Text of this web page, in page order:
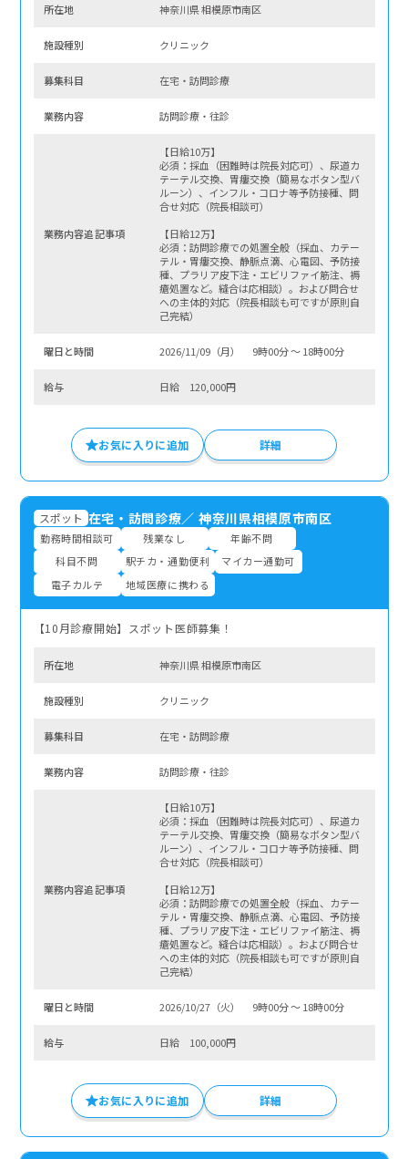
所在地 神奈川県 相模原市南区
施設種別 クリニック
募集科⽬ 在宅・訪問診療
業務内容 訪問診療・往診
業務内容追記事項
【日給10万】
必須：採血（困難時は院長対応可）、尿道カ
テーテル交換、胃瘻交換（簡易なボタン型バ
ルーン）、インフル・コロナ等予防接種、問
合せ対応（院長相談可）
【日給12万】
必須：訪問診療での処置全般（採血、カテー
テル・胃瘻交換、静脈点滴、心電図、予防接
種、プラリア皮下注・エビリファイ筋注、褥
瘡処置など。縫合は応相談）。および問合せ
への主体的対応（院長相談も可ですが原則自
己完結）
曜⽇と時間 2026/11/09（月） 9時00分 〜 18時00分
給与 日給 120,000円
お気に入りに追加 詳細
スポット 在宅・訪問診療／ 神奈川県相模原市南区
勤務時間相談可 残業なし
年齢不問
科目不問
駅チカ・通勤便利
マイカー通勤可
電子カルテ
地域医療に携わる
【10月診療開始】スポット医師募集！
所在地 神奈川県 相模原市南区
施設種別 クリニック
募集科⽬ 在宅・訪問診療
業務内容 訪問診療・往診
業務内容追記事項
【日給10万】
必須：採血（困難時は院長対応可）、尿道カ
テーテル交換、胃瘻交換（簡易なボタン型バ
ルーン）、インフル・コロナ等予防接種、問
合せ対応（院長相談可）
【日給12万】
必須：訪問診療での処置全般（採血、カテー
テル・胃瘻交換、静脈点滴、心電図、予防接
種、プラリア皮下注・エビリファイ筋注、褥
瘡処置など。縫合は応相談）。および問合せ
への主体的対応（院長相談も可ですが原則自
己完結）
曜⽇と時間 2026/10/27（火） 9時00分 〜 18時00分
給与 日給 100,000円
お気に入りに追加 詳細